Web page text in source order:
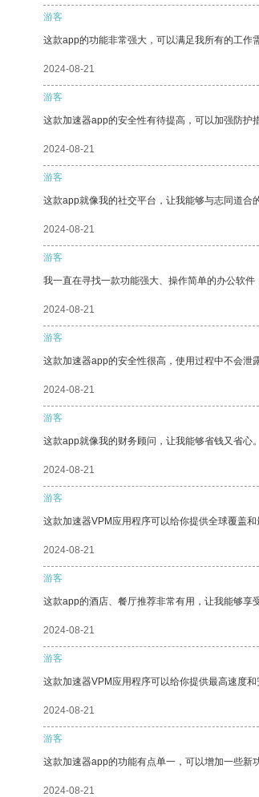
游客
这款app的功能非常强大，可以满足我所有的工作
2024-08-21
游客
这款加速器app的安全性有待提高，可以加强防护
2024-08-21
游客
这款app就像我的社交平台，让我能够与志同道合
2024-08-21
游客
我一直在寻找一款功能强大、操作简单的办公软
2024-08-21
游客
这款加速器app的安全性很高，使用过程中不会泄
2024-08-21
游客
这款app就像我的财务顾问，让我能够省钱又省心。
2024-08-21
游客
这款加速器VPM应用程序可以给你提供全球覆盖和
2024-08-21
游客
这款app的酒店、餐厅推荐非常有用，让我能够享
2024-08-21
游客
这款加速器VPM应用程序可以给你提供最高速度和
2024-08-21
游客
这款加速器app的功能有点单一，可以增加一些新
2024-08-21